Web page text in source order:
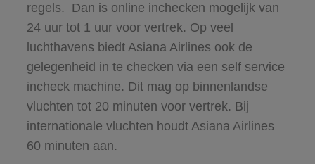
regels. Dan is online inchecken mogelijk van
24 uur tot 1 uur voor vertrek. Op veel
luchthavens biedt Asiana Airlines ook de
gelegenheid in te checken via een self service
incheck machine. Dit mag op binnenlandse
vluchten tot 20 minuten voor vertrek. Bij
internationale vluchten houdt Asiana Airlines
60 minuten aan.